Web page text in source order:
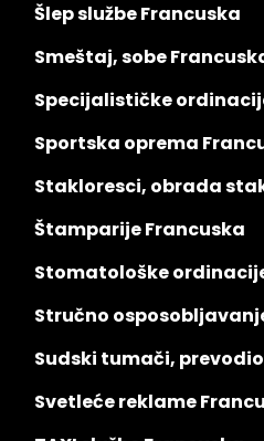
Šlep službe Francuska
Smeštaj, sobe
Specijalističke
Sportska oprema
Stakloresci, obrada
Štamparije Francuska
Stomatološke
Stručno
Sudski tumači,
Svetleće reklame